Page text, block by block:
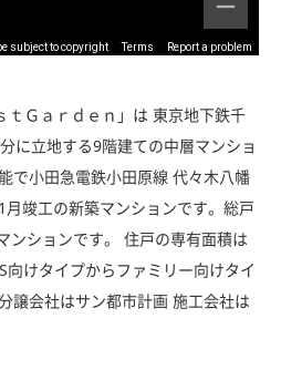
subject to copyright Terms Report a problem
ｔＧａｒｄｅｎ」は 東京地下鉄千
に立地する9階建ての中層マンショ
で小田急電鉄小田原線 代々木八幡
竣工の新築マンションです。総戸
ンションです。 住戸の専有面積は
けタイプからファミリー向けタイ
譲会社はサン都市計画 施工会社は